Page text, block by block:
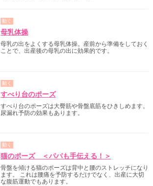
動く
母乳体操
母乳の出をよくする母乳体操。産前から準備をしておく
ことで、出産後の母乳の出に効果的です。
動く
すべり台のポーズ
すべり台のポーズは大臀筋や骨盤底筋をひきしめます。
尿漏れ予防の効果もあります。
動く
猫のポーズ ＜パパも手伝える！＞
骨盤を傾ける猫のポーズは背中と腰のストレッチになり
ます。 これは腰痛を予防するだけでなく、出産に大切
な腹筋運動でもあります。